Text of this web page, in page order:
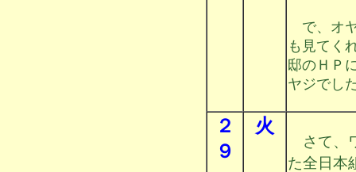
で、オ
も見てく
邸のＨＰ
ヤジでし
２
９
火
さて、
た全日本